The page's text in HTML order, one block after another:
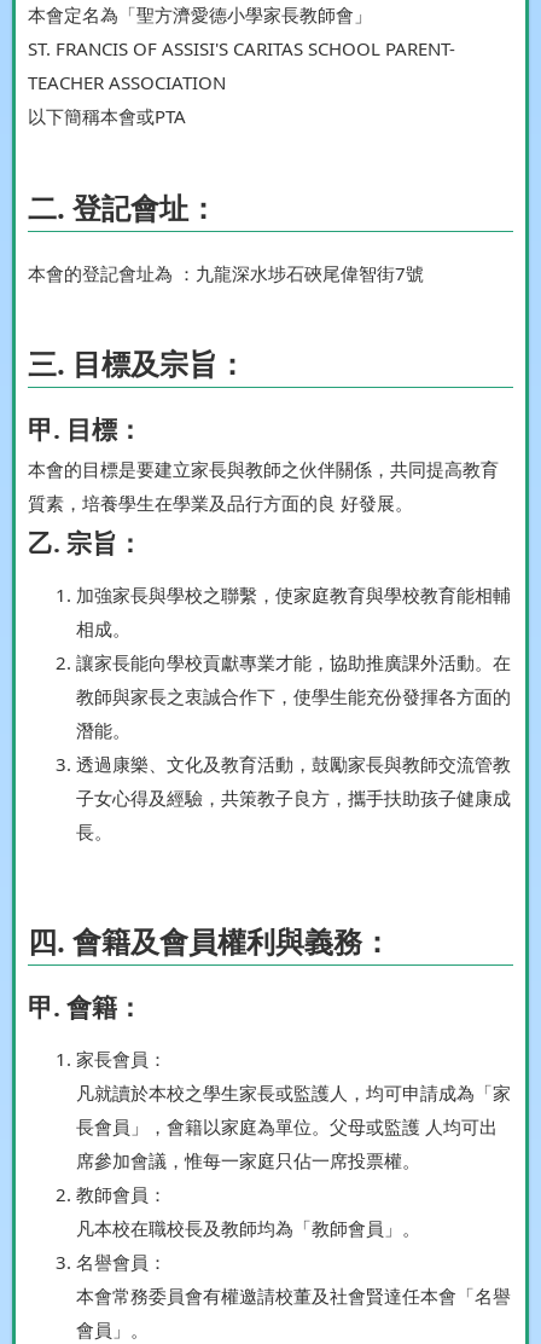
本會定名為「聖方濟愛德小學家長教師會」
ST. FRANCIS OF ASSISI'S CARITAS SCHOOL PARENT-
TEACHER ASSOCIATION
以下簡稱本會或PTA
二. 登記會址：
本會的登記會址為 ：九龍深水埗石硤尾偉智街7號
三. 目標及宗旨：
甲. 目標：
本會的目標是要建立家長與教師之伙伴關係，共同提高教育
質素，培養學生在學業及品行方面的良 好發展。
乙. 宗旨：
加強家長與學校之聯繫，使家庭教育與學校教育能相輔
相成。
讓家長能向學校貢獻專業才能，協助推廣課外活動。在
教師與家長之衷誠合作下，使學生能充份發揮各方面的
潛能。
透過康樂、文化及教育活動，鼓勵家長與教師交流管教
子女心得及經驗，共策教子良方，攜手扶助孩子健康成
長。
四. 會籍及會員權利與義務：
甲. 會籍：
家長會員：
凡就讀於本校之學生家長或監護人，均可申請成為「家
長會員」，會籍以家庭為單位。父母或監護 人均可出
席參加會議，惟每一家庭只佔一席投票權。
教師會員：
凡本校在職校長及教師均為「教師會員」。
名譽會員：
本會常務委員會有權邀請校董及社會賢達任本會「名譽
會員」。